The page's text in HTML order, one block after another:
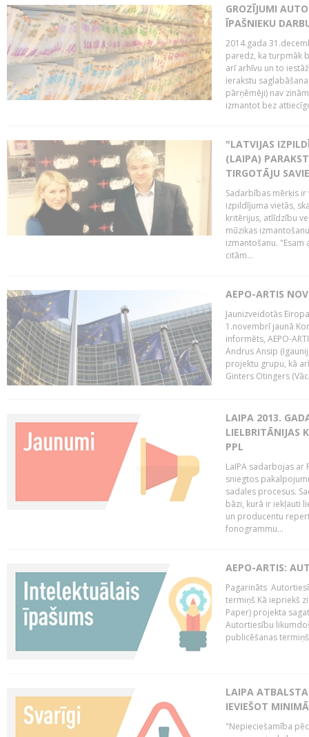
GROZĪJUMI
ĪPAŠNIEKU
2014.gada
paredz, ka turpmāk
arī arhīvu un to
ierakstu
pārņēmēji) nav
izmantot bez
"LATVIJAS
(LAIPA)
TIRGOTĀJU
Sadarbības mērķis
izpildījuma vietās,
kritērijus, atlīdzību
mūzikas
izmantošanu.
citām...
AEPO-ARTIS
Jaunizveidotās
1.novembrī jaunā
informēts, AEPO-
Andrus Ansip
projektu grupu, kā
Ginters Otingers
LAIPA 2013.
LIELBRITĀNIJAS
PPL
LaIPA sadarbojas
sniegtos
sadales procesus.
bāzi, kurā ir iekļauti
un producentu
fonogrammu...
AEPO-ARTIS:
Pagarināts
termiņš Kā iepriekš
Paper) projekta
Autortiesību
publicēšanas
LAIPA
IEVIEŠOT
"Nepieciešamība